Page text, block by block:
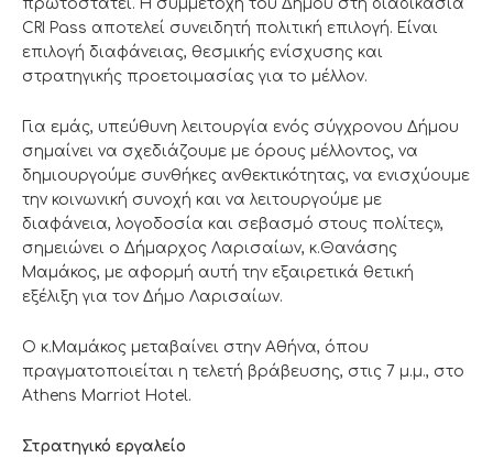
πρωτοστατεί. Η συμμετοχή του Δήμου στη διαδικασία
CRI Pass αποτελεί συνειδητή πολιτική επιλογή. Είναι
επιλογή διαφάνειας, θεσμικής ενίσχυσης και
στρατηγικής προετοιμασίας για το μέλλον.
Για εμάς, υπεύθυνη λειτουργία ενός σύγχρονου Δήμου
σημαίνει να σχεδιάζουμε με όρους μέλλοντος, να
δημιουργούμε συνθήκες ανθεκτικότητας, να ενισχύουμε
την κοινωνική συνοχή και να λειτουργούμε με
διαφάνεια, λογοδοσία και σεβασμό στους πολίτες»,
σημειώνει ο Δήμαρχος Λαρισαίων, κ.Θανάσης
Μαμάκος, με αφορμή αυτή την εξαιρετικά θετική
εξέλιξη για τον Δήμο Λαρισαίων.
Ο κ.Μαμάκος μεταβαίνει στην Αθήνα, όπου
πραγματοποιείται η τελετή βράβευσης, στις 7 μ.μ., στο
Athens Marriot Hotel.
Στρατηγικό εργαλείο